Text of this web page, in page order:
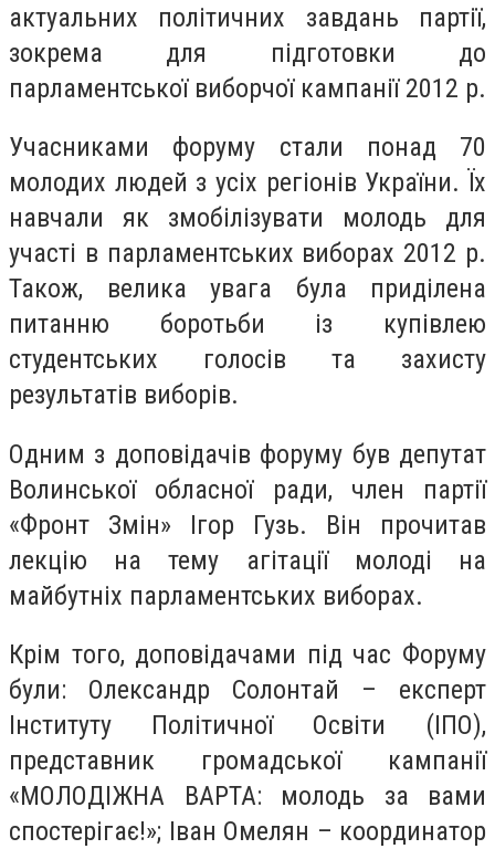
актуальних політичних завдань партії,
зокрема для підготовки до
парламентської виборчої кампанії 2012 р.
Учасниками форуму стали понад 70
молодих людей з усіх регіонів України. Їх
навчали як змобілізувати молодь для
участі в парламентських виборах 2012 р.
Також, велика увага була приділена
питанню боротьби із купівлею
студентських голосів та захисту
результатів виборів.
Одним з доповідачів форуму був депутат
Волинської обласної ради, член партії
«Фронт Змін» Ігор Гузь. Він прочитав
лекцію на тему агітації молоді на
майбутніх парламентських виборах.
Крім того, доповідачами під час Форуму
були: Олександр Солонтай – експерт
Інституту Політичної Освіти (ІПО),
представник громадської кампанії
«МОЛОДІЖНА ВАРТА: молодь за вами
спостерігає!»; Іван Омелян – координатор